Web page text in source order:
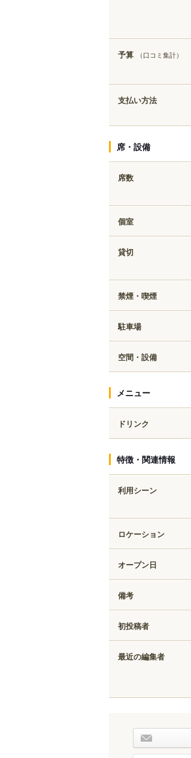
予算 （口コミ集計）
支払い方法
席・設備
席数
個室
貸切
禁煙・喫煙
駐車場
空間・設備
メニュー
ドリンク
特徴・関連情報
利用シーン
ロケーション
オープン日
備考
初投稿者
最近の編集者